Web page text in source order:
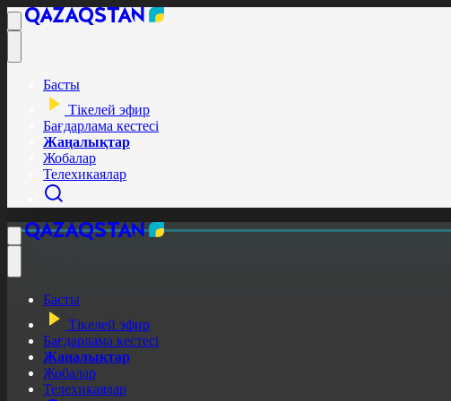
Басты
Тікелей эфир
Бағдарлама кестесі
Жаңалықтар
Жобалар
Телехикаялар
Басты
Тікелей эфир
Бағдарлама кестесі
Жаңалықтар
Жобалар
Телехикаялар